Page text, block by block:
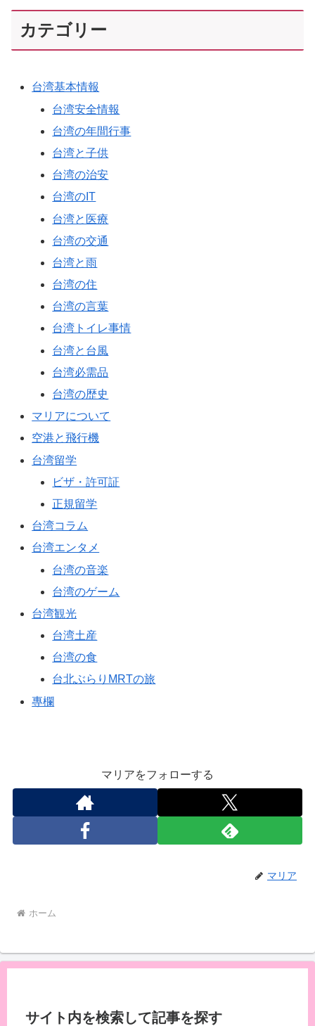
カテゴリー
台湾基本情報
台湾安全情報
台湾の年間行事
台湾と子供
台湾の治安
台湾のIT
台湾と医療
台湾の交通
台湾と雨
台湾の住
台湾の言葉
台湾トイレ事情
台湾と台風
台湾必需品
台湾の歴史
マリアについて
空港と飛行機
台湾留学
ビザ・許可証
正規留学
台湾コラム
台湾エンタメ
台湾の音楽
台湾のゲーム
台湾観光
台湾土産
台湾の食
台北ぶらりMRTの旅
專欄
マリアをフォローする
マリア
ホーム
サイト内を検索して記事を探す